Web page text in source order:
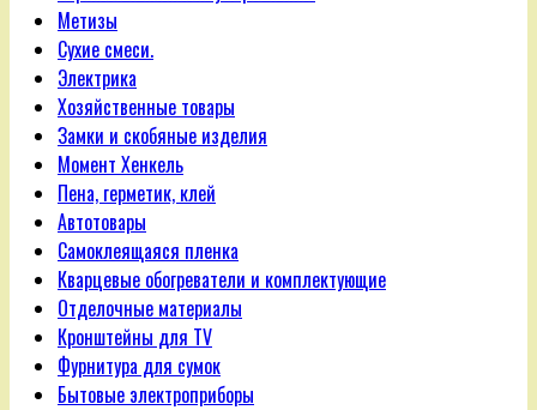
Метизы
Сухие смеси.
Электрика
Хозяйственные товары
Замки и скобяные изделия
Момент Хенкель
Пена, герметик, клей
Автотовары
Самоклеящаяся пленка
Кварцевые обогреватели и комплектующие
Отделочные материалы
Кронштейны для TV
Фурнитура для сумок
Бытовые электроприборы